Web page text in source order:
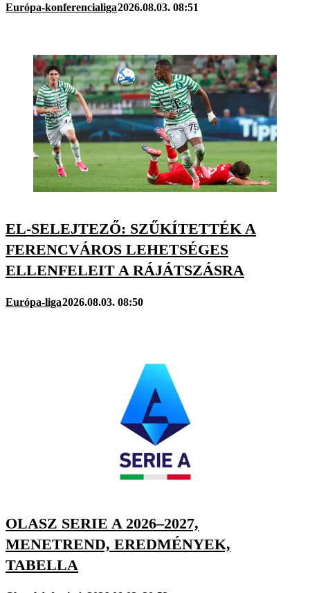
Európa-konferencialiga2026.08.03. 08:51
EL-SELEJTEZŐ: SZŰKÍTETTÉK A
FERENCVÁROS LEHETSÉGES
ELLENFELEIT A RÁJÁTSZÁSRA
Európa-liga2026.08.03. 08:50
OLASZ SERIE A 2026–2027,
MENETREND, EREDMÉNYEK,
TABELLA